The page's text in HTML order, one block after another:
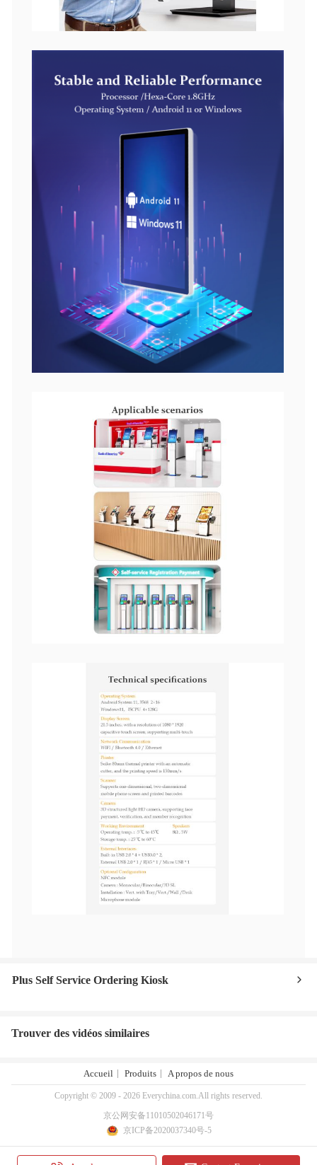
Plus Self Service Ordering Kiosk
Trouver des vidéos similaires
Accueil Produits A propos de nous
Copyright © 2009 - 2026 Everychina.com.All rights reserved.
京公网安备11010502046171号
京ICP备2020037340号-5